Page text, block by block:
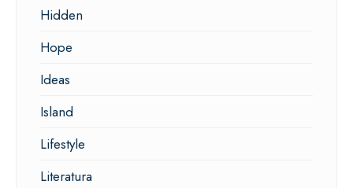
Hidden
Hope
Ideas
Island
Lifestyle
Literatura